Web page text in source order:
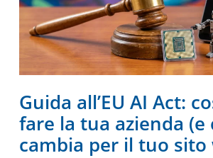
Guida all’EU AI Act:
fare la tua azienda (e
cambia per il tuo sito